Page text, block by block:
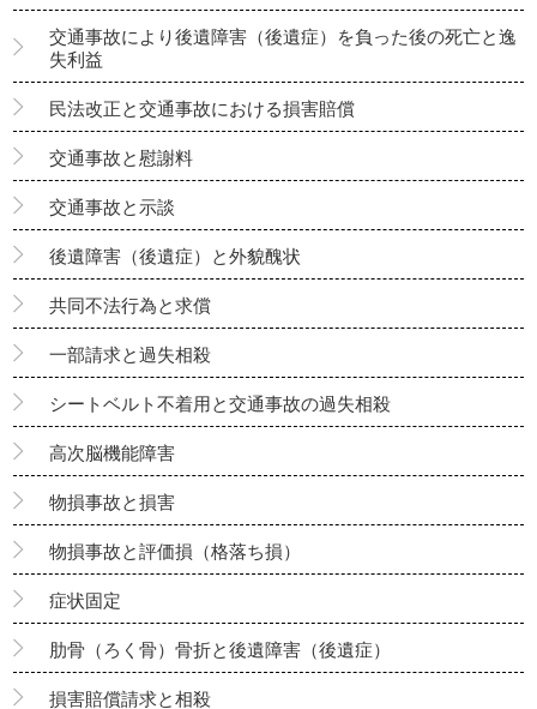
交通事故により後遺障害（後遺症）を負った後の死亡と逸
失利益
民法改正と交通事故における損害賠償
交通事故と慰謝料
交通事故と示談
後遺障害（後遺症）と外貌醜状
共同不法行為と求償
一部請求と過失相殺
シートベルト不着用と交通事故の過失相殺
高次脳機能障害
物損事故と損害
物損事故と評価損（格落ち損）
症状固定
肋骨（ろく骨）骨折と後遺障害（後遺症）
損害賠償請求と相殺